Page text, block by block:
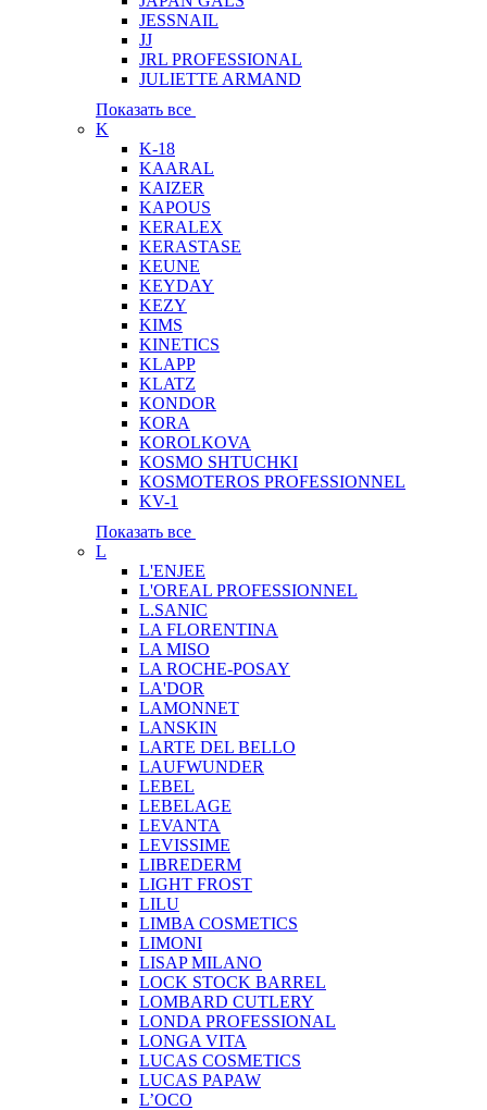
JESSNAIL
JJ
JRL PROFESSIONAL
JULIETTE ARMAND
Показать все
K
K-18
KAARAL
KAIZER
KAPOUS
KERALEX
KERASTASE
KEUNE
KEYDAY
KEZY
KIMS
KINETICS
KLAPP
KLATZ
KONDOR
KORA
KOROLKOVA
KOSMO SHTUCHKI
KOSMOTEROS PROFESSIONNEL
KV-1
Показать все
L
L'ENJEE
L'OREAL PROFESSIONNEL
L.SANIC
LA FLORENTINA
LA MISO
LA ROCHE-POSAY
LA'DOR
LAMONNET
LANSKIN
LARTE DEL BELLO
LAUFWUNDER
LEBEL
LEBELAGE
LEVANTA
LEVISSIME
LIBREDERM
LIGHT FROST
LILU
LIMBA COSMETICS
LIMONI
LISAP MILANO
LOCK STOCK BARREL
LOMBARD CUTLERY
LONDA PROFESSIONAL
LONGA VITA
LUCAS COSMETICS
LUCAS PAPAW
L’OCO